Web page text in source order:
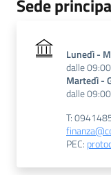
Sede
Lunedì -
dalle
Martedì -
dalle
T:
PEC: